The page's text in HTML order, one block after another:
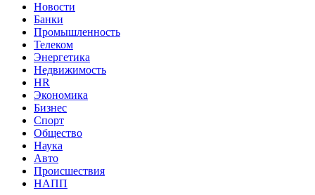
Новости
Банки
Промышленность
Телеком
Энергетика
Недвижимость
HR
Экономика
Бизнес
Спорт
Общество
Наука
Авто
Происшествия
НАПП